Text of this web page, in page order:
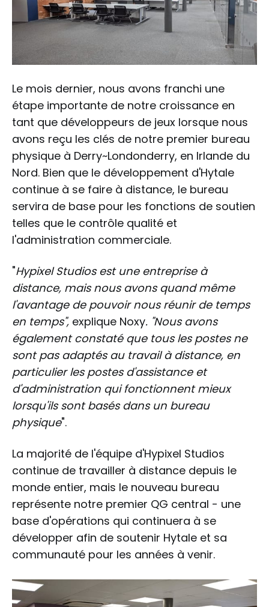
Le mois dernier, nous avons franchi une
étape importante de notre croissance en
tant que développeurs de jeux lorsque nous
avons reçu les clés de notre premier bureau
physique à Derry~Londonderry, en Irlande du
Nord. Bien que le développement d'Hytale
continue à se faire à distance, le bureau
servira de base pour les fonctions de soutien
telles que le contrôle qualité et
l'administration commerciale.
"Hypixel Studios est une entreprise à
distance, mais nous avons quand même
l'avantage de pouvoir nous réunir de temps
en temps", explique Noxy. "Nous avons
également constaté que tous les postes ne
sont pas adaptés au travail à distance, en
particulier les postes d'assistance et
d'administration qui fonctionnent mieux
lorsqu'ils sont basés dans un bureau
physique".
La majorité de l'équipe d'Hypixel Studios
continue de travailler à distance depuis le
monde entier, mais le nouveau bureau
représente notre premier QG central - une
base d'opérations qui continuera à se
développer afin de soutenir Hytale et sa
communauté pour les années à venir.